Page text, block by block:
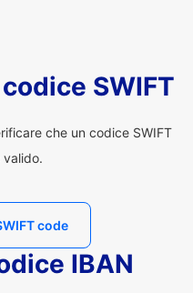
SWIFT
che un codice SWIFT
valido.
code
IBAN